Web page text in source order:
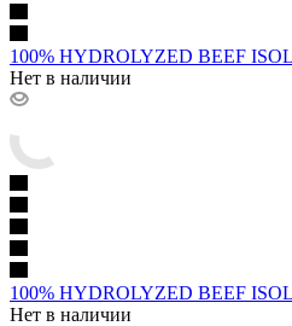
100% HYDROLYZED BEEF
Нет в наличии
100% HYDROLYZED BEEF
Нет в наличии